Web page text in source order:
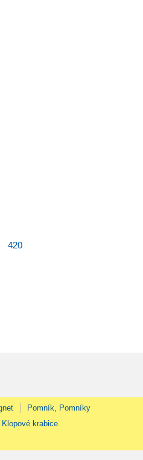
420
Pomník, Pomníky
Klopové krabice